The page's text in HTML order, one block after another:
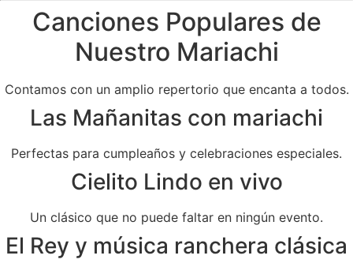
Canciones Populares de
Nuestro Mariachi
Contamos con un amplio repertorio que encanta a todos.
Las Mañanitas con mariachi
Perfectas para cumpleaños y celebraciones especiales.
Cielito Lindo en vivo
Un clásico que no puede faltar en ningún evento.
El Rey y música ranchera clásica